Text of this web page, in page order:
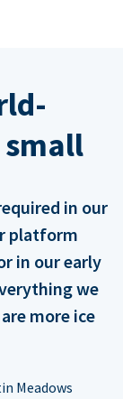
small
in our
platform
in our early
we
more ice
Meadows